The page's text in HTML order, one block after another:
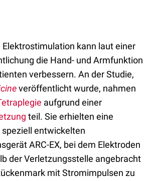
Elektrostimulation kann laut einer
die Hand- und Armfunktion
verbessern. An der Studie,
veröffentlicht wurde, nahmen
aufgrund einer
teil. Sie erhielten eine
entwickelten
ARC-EX, bei dem Elektroden
der Verletzungsstelle angebracht
mit Stromimpulsen zu